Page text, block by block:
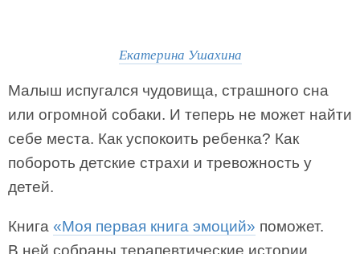
Екатерина Ушахина
Малыш испугался чудовища, страшного сна
или огромной собаки. И теперь не может найти
себе места. Как успокоить ребенка? Как
побороть детские страхи и тревожность у
детей.
Книга «Моя первая книга эмоций» поможет.
В ней собраны терапевтические истории,